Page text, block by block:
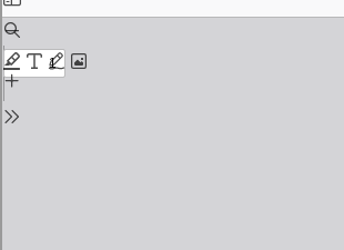
to
PDF
content